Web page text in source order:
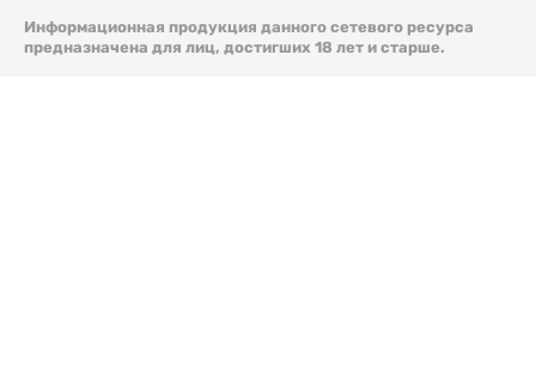
Информационная продукция данного сетевого ресурса
предназначена для лиц, достигших 18 лет и старше.